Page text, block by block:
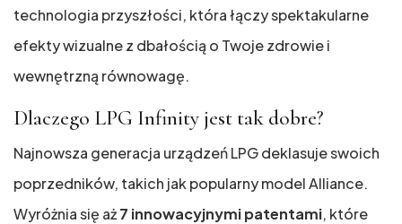
technologia przyszłości, która łączy spektakularne
efekty wizualne z dbałością o Twoje zdrowie i
wewnętrzną równowagę.
Dlaczego LPG Infinity jest tak dobre?
Najnowsza generacja urządzeń LPG deklasuje swoich
poprzedników, takich jak popularny model Alliance.
Wyróżnia się aż7 innowacyjnymi patentami, które